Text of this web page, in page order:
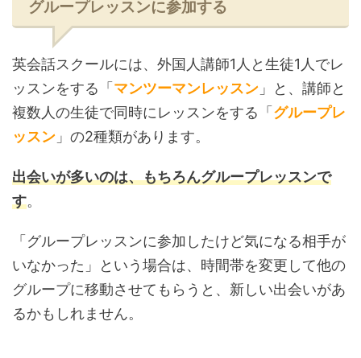
グループレッスンに参加する
英会話スクールには、外国人講師1人と生徒1人でレ
ッスンをする「 マンツーマンレッスン 」と、講師と
複数人の生徒で同時にレッスンをする「 グループレ
ッスン 」の2種類があります。
出会いが多いのは、もちろんグループレッスンで
す。
「グループレッスンに参加したけど気になる相手が
いなかった」という場合は、時間帯を変更して他の
グループに移動させてもらうと、新しい出会いがあ
るかもしれません。